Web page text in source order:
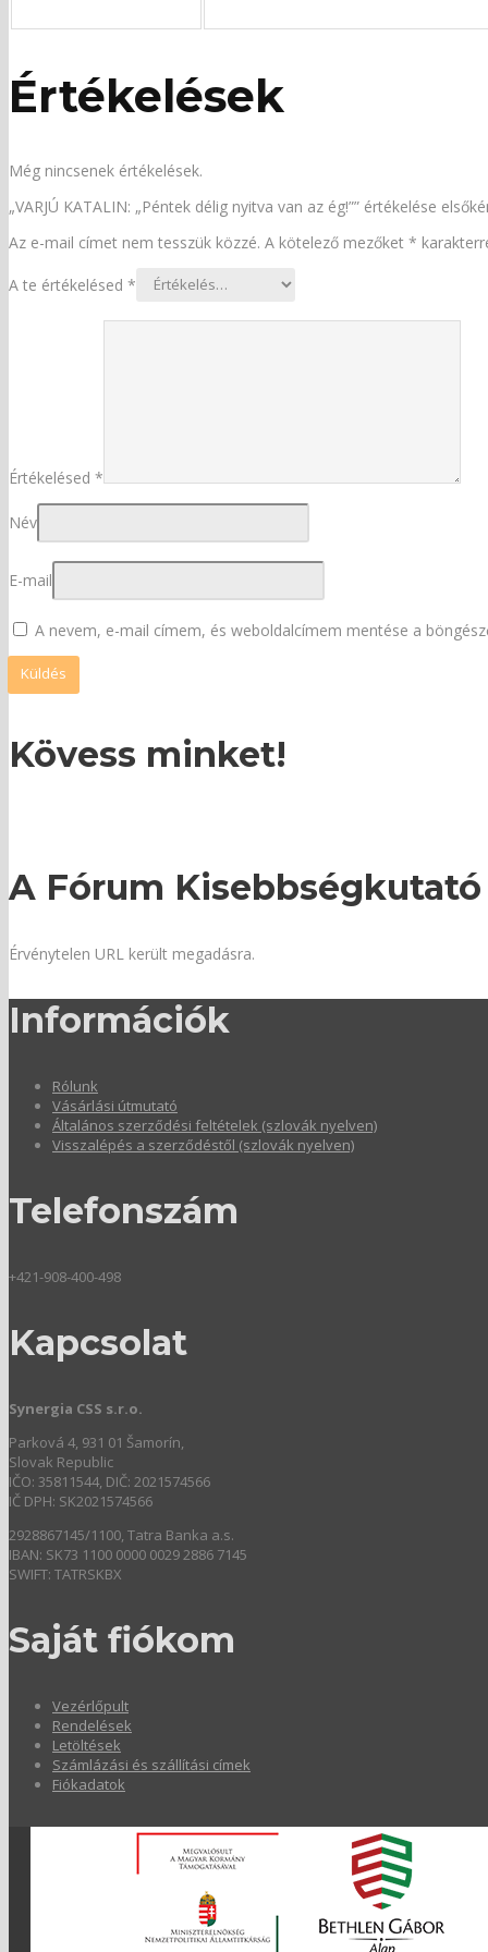
Értékelések
Még nincsenek értékelések.
„VARJÚ KATALIN: „Péntek délig nyitva van az ég!”” értékelése
Az e-mail címet nem tesszük közzé. A kötelező mezőket *
A te értékelésed *
Értékelésed *
Név
E-mail
A nevem, e-mail címem, és weboldalcímem mentése a
Kövess minket!
A Fórum
Érvénytelen URL került megadásra.
Információk
Rólunk
Vásárlási útmutató
Általános szerződési feltételek (szlovák nyelven)
Visszalépés a szerződéstől (szlovák nyelven)
Telefonszám
+421-908-400-498
Kapcsolat
Synergia CSS s.r.o.
Parková 4, 931 01 Šamorín,
Slovak Republic
IČO: 35811544, DIČ: 2021574566
IČ DPH: SK2021574566
2928867145/1100, Tatra Banka a.s.
IBAN: SK73 1100 0000 0029 2886 7145
SWIFT: TATRSKBX
Saját fiókom
Vezérlőpult
Rendelések
Letöltések
Számlázási és szállítási címek
Fiókadatok